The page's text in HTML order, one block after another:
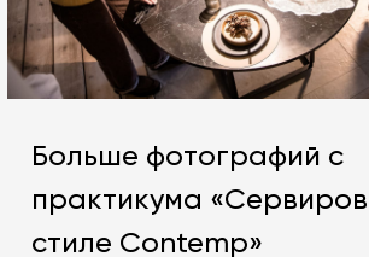
Больше фотографий с
практикума
стиле Contemp»